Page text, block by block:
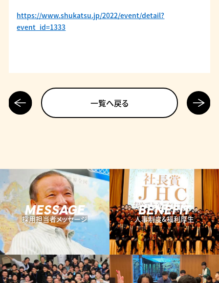
https://www.shukatsu.jp/2022/event/detail?
event_id=1333
前の記
事へ
一覧へ戻る
次の記
事へ
MESSAGE
採用担当者メッセージ
BENEFIT
人事制度&福利厚生